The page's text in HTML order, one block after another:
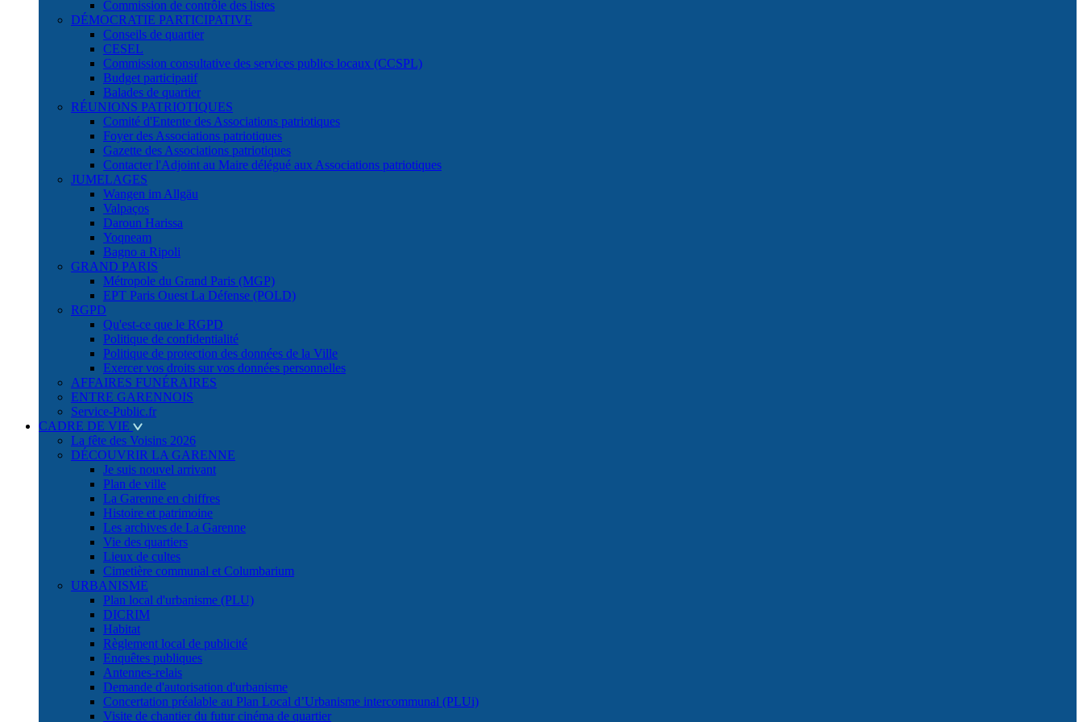
Commission de contrôle des listes
DÉMOCRATIE PARTICIPATIVE
Conseils de quartier
CESEL
Commission consultative des services publics locaux (CCSPL)
Budget participatif
Balades de quartier
RÉUNIONS PATRIOTIQUES
Comité d'Entente des Associations patriotiques
Foyer des Associations patriotiques
Gazette des Associations patriotiques
Contacter l'Adjoint au Maire délégué aux Associations patriotiques
JUMELAGES
Wangen im Allgäu
Valpaços
Daroun Harissa
Yoqneam
Bagno a Ripoli
GRAND PARIS
Métropole du Grand Paris (MGP)
EPT Paris Ouest La Défense (POLD)
RGPD
Qu'est-ce que le RGPD
Politique de confidentialité
Politique de protection des données de la Ville
Exercer vos droits sur vos données personnelles
AFFAIRES FUNÉRAIRES
ENTRE GARENNOIS
Service-Public.fr
CADRE DE VIE
La fête des Voisins 2026
DÉCOUVRIR LA GARENNE
Je suis nouvel arrivant
Plan de ville
La Garenne en chiffres
Histoire et patrimoine
Les archives de La Garenne
Vie des quartiers
Lieux de cultes
Cimetière communal et Columbarium
URBANISME
Plan local d'urbanisme (PLU)
DICRIM
Habitat
Règlement local de publicité
Enquêtes publiques
Antennes-relais
Demande d'autorisation d'urbanisme
Concertation préalable au Plan Local d’Urbanisme intercommunal (PLUi)
Visite de chantier du futur cinéma de quartier